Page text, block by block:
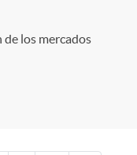
los mercados